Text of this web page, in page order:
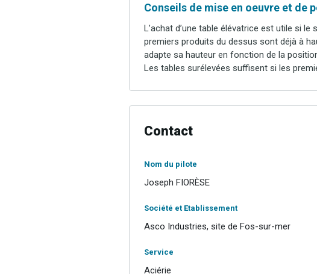
Conseils de mise en oeuvre et de
L’achat d’une table élévatrice est utile si
premiers produits du dessus sont déjà à
adapte sa hauteur en fonction de la
Les tables surélevées suffisent si les
Contact
Nom du pilote
Joseph FIORÈSE
Société et Etablissement
Asco Industries, site de Fos-sur-mer
Service
Aciérie